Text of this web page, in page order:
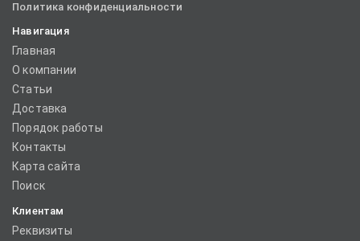
Политика конфиденциальности
Навигация
Главная
О компании
Статьи
Доставка
Порядок работы
Контакты
Карта сайта
Поиск
Клиентам
Реквизиты